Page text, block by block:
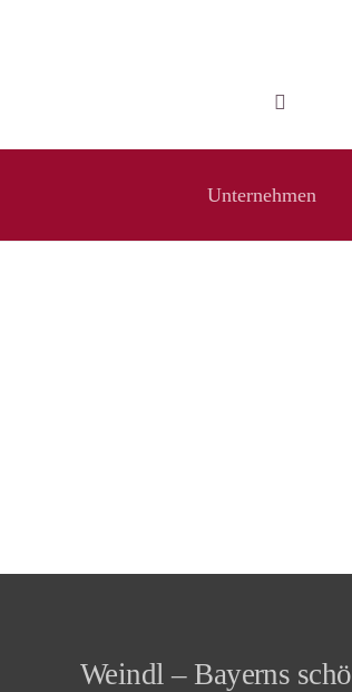
Unternehmen
Weindl – Bayerns